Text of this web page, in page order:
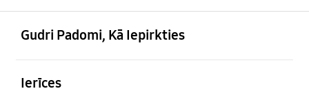
Gudri Padomi, Kā Iepirkties
Ierīces